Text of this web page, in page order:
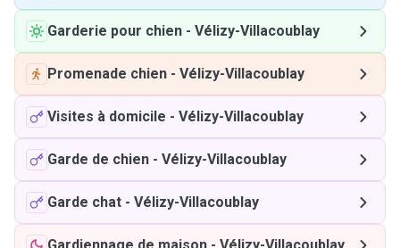
Garderie pour chien - Vélizy-Villacoublay
Promenade chien - Vélizy-Villacoublay
Visites à domicile - Vélizy-Villacoublay
Garde de chien - Vélizy-Villacoublay
Garde chat - Vélizy-Villacoublay